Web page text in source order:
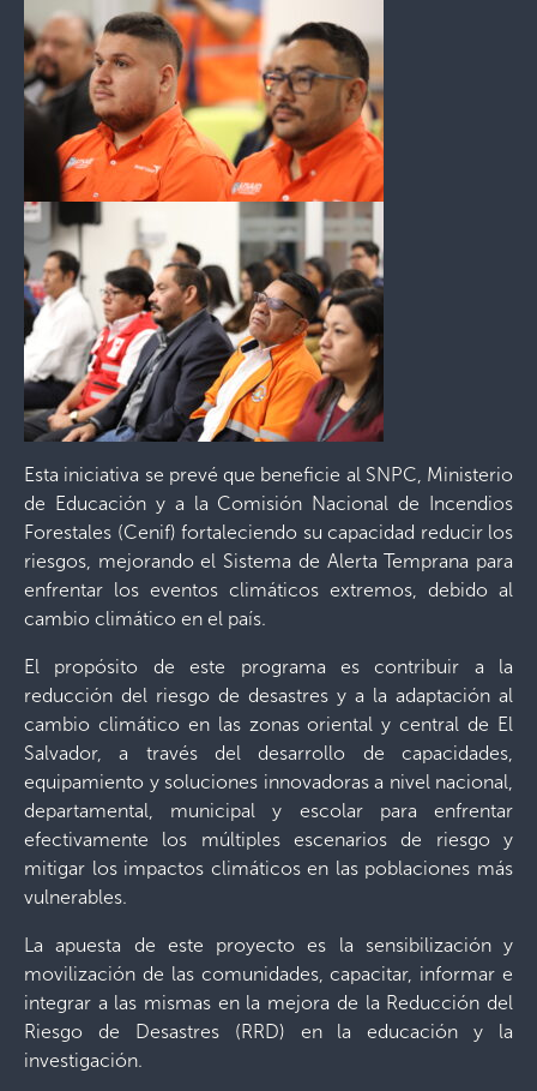
Esta iniciativa se prevé que beneficie al SNPC, Ministerio
de Educación y a la Comisión Nacional de Incendios
Forestales (Cenif) fortaleciendo su capacidad reducir los
riesgos, mejorando el Sistema de Alerta Temprana para
enfrentar los eventos climáticos extremos, debido al
cambio climático en el país.
El propósito de este programa es contribuir a la
reducción del riesgo de desastres y a la adaptación al
cambio climático en las zonas oriental y central de El
Salvador, a través del desarrollo de capacidades,
equipamiento y soluciones innovadoras a nivel nacional,
departamental, municipal y escolar para enfrentar
efectivamente los múltiples escenarios de riesgo y
mitigar los impactos climáticos en las poblaciones más
vulnerables.
La apuesta de este proyecto es la sensibilización y
movilización de las comunidades, capacitar, informar e
integrar a las mismas en la mejora de la Reducción del
Riesgo de Desastres (RRD) en la educación y la
investigación.